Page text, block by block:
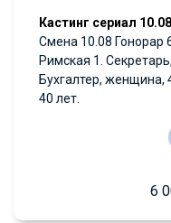
Кастинг сериал 10.08
Смена 10.08 Гонорар
Римская 1.
Бухгалтер, женщина,
40 лет.
6